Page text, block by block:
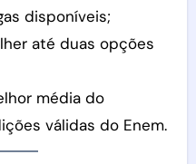
disponíveis;
até duas opções
média do
válidas do Enem.